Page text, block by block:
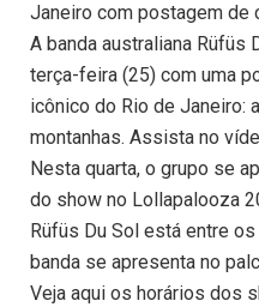
Janeiro com postagem de
A banda australiana Rüfüs
terça-feira (25) com uma
icônico do Rio de Janeiro:
montanhas. Assista no
Nesta quarta, o grupo se
do show no Lollapalooza
Rüfüs Du Sol está entre
banda se apresenta no
Veja aqui os horários dos